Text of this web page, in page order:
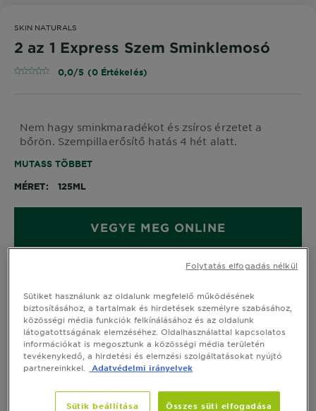
SKIN NATURALS
2 az 1 Express Szem Sminklemosó
0,0/5 (0 Értékelés)
Nem hagy sminkmaradékot és zsíros érzetet a
bőrön. Szempillaerősítő hatás 4 hét alatt.
MUTASS TÖBBET
MÉRET 125ML
VEGYE MEG ONLINE
Termék Információ
CLOSE SUBPANEL
Hogyan használd
CLOSE SUBPANEL
Sütiket használunk az oldalunk megfelelő működésének
biztosításához, a tartalmak és hirdetések személyre szabásához,
közösségi média funkciók felkínálásához és az oldalunk
látogatottságának elemzéséhez. Oldalhasználattal kapcsolatos
információkat is megosztunk a közösségi média területén
tevékenykedő, a hirdetési és elemzési szolgáltatásokat nyújtó
partnereinkkel.
Adatvédelmi irányelvek
Sütik beállítása Összes süti elfogadása
Folytatás elfogadás nélkül